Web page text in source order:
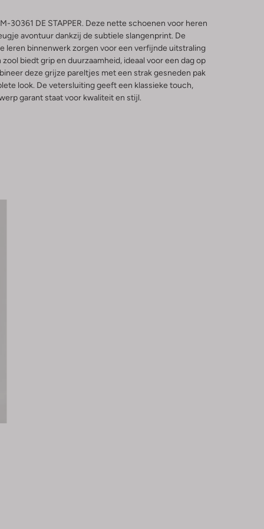
30361 DE STAPPER. Deze nette schoenen voor heren
avontuur dankzij de subtiele slangenprint. De
leren binnenwerk zorgen voor een verfijnde uitstraling
biedt grip en duurzaamheid, ideaal voor een dag op
deze grijze pareltjes met een strak gesneden pak
look. De vetersluiting geeft een klassieke touch,
garant staat voor kwaliteit en stijl.